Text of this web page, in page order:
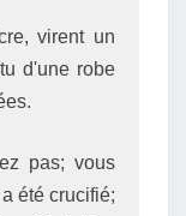
virent un
d'une robe
pas; vous
été crucifié;